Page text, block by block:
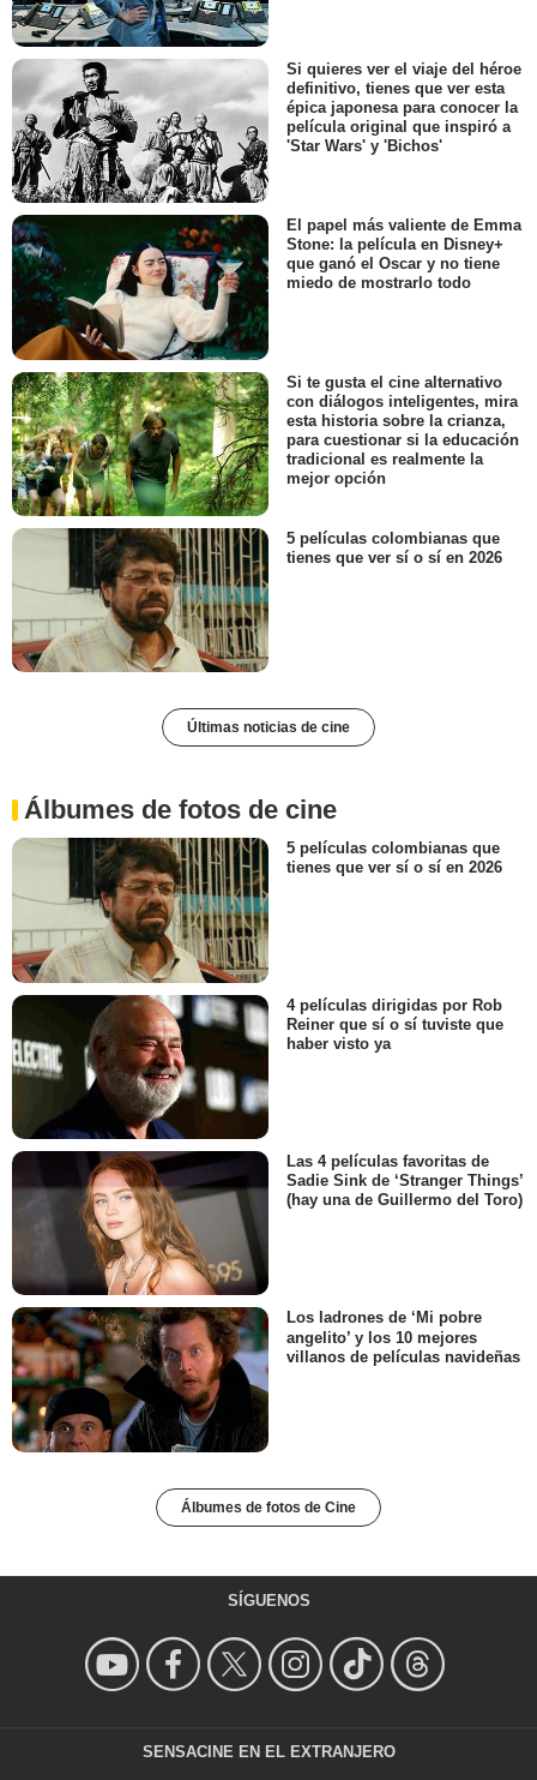
Si quieres ver el viaje del héroe
definitivo, tienes que ver esta
épica japonesa para conocer la
película original que inspiró a
'Star Wars' y 'Bichos'
El papel más valiente de Emma
Stone: la película en Disney+
que ganó el Oscar y no tiene
miedo de mostrarlo todo
Si te gusta el cine alternativo
con diálogos inteligentes, mira
esta historia sobre la crianza,
para cuestionar si la educación
tradicional es realmente la
mejor opción
5 películas colombianas que
tienes que ver sí o sí en 2026
Últimas noticias de cine
Álbumes de fotos de cine
5 películas colombianas que
tienes que ver sí o sí en 2026
4 películas dirigidas por Rob
Reiner que sí o sí tuviste que
haber visto ya
Las 4 películas favoritas de
Sadie Sink de ‘Stranger Things’
(hay una de Guillermo del Toro)
Los ladrones de ‘Mi pobre
angelito’ y los 10 mejores
villanos de películas navideñas
Álbumes de fotos de Cine
SÍGUENOS
SENSACINE EN EL EXTRANJERO